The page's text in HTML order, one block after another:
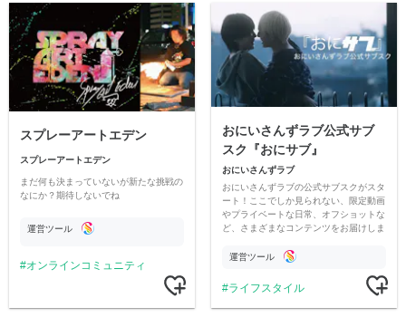
スプレーアートエデン
スプレーアートエデン
まだ何も決まっていないが新たな挑戦の
なにか？期待しないでね
運営ツール
オンラインコミュニティ
おにいさんずラブ公式サブ
スク『おにサブ』
おにいさんずラブ
おにいさんずラブの公式サブスクがスタ
ート！ここでしか見られない、限定動画
やプライベートな日常、オフショットな
ど、さまざまなコンテンツをお届けしま
運営ツール
ライフスタイル